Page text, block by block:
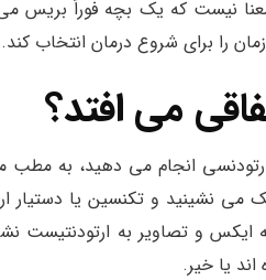
نیست که یک بچه فوراً بریس
را برای شروع درمان انتخاب کند.
می افتد؟
انجام می دهید، به
می نشینید و تکنسین یا
و تصاویر به ارتودنتیست
اند یا خیر.